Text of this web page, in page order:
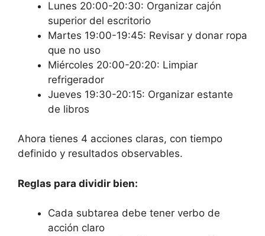
Lunes 20:00-20:30: Organizar cajón
superior del escritorio
Martes 19:00-19:45: Revisar y donar ropa
que no uso
Miércoles 20:00-20:20: Limpiar
refrigerador
Jueves 19:30-20:15: Organizar estante
de libros
Ahora tienes 4 acciones claras, con tiempo
definido y resultados observables.
Reglas para dividir bien:
Cada subtarea debe tener verbo de
acción claro